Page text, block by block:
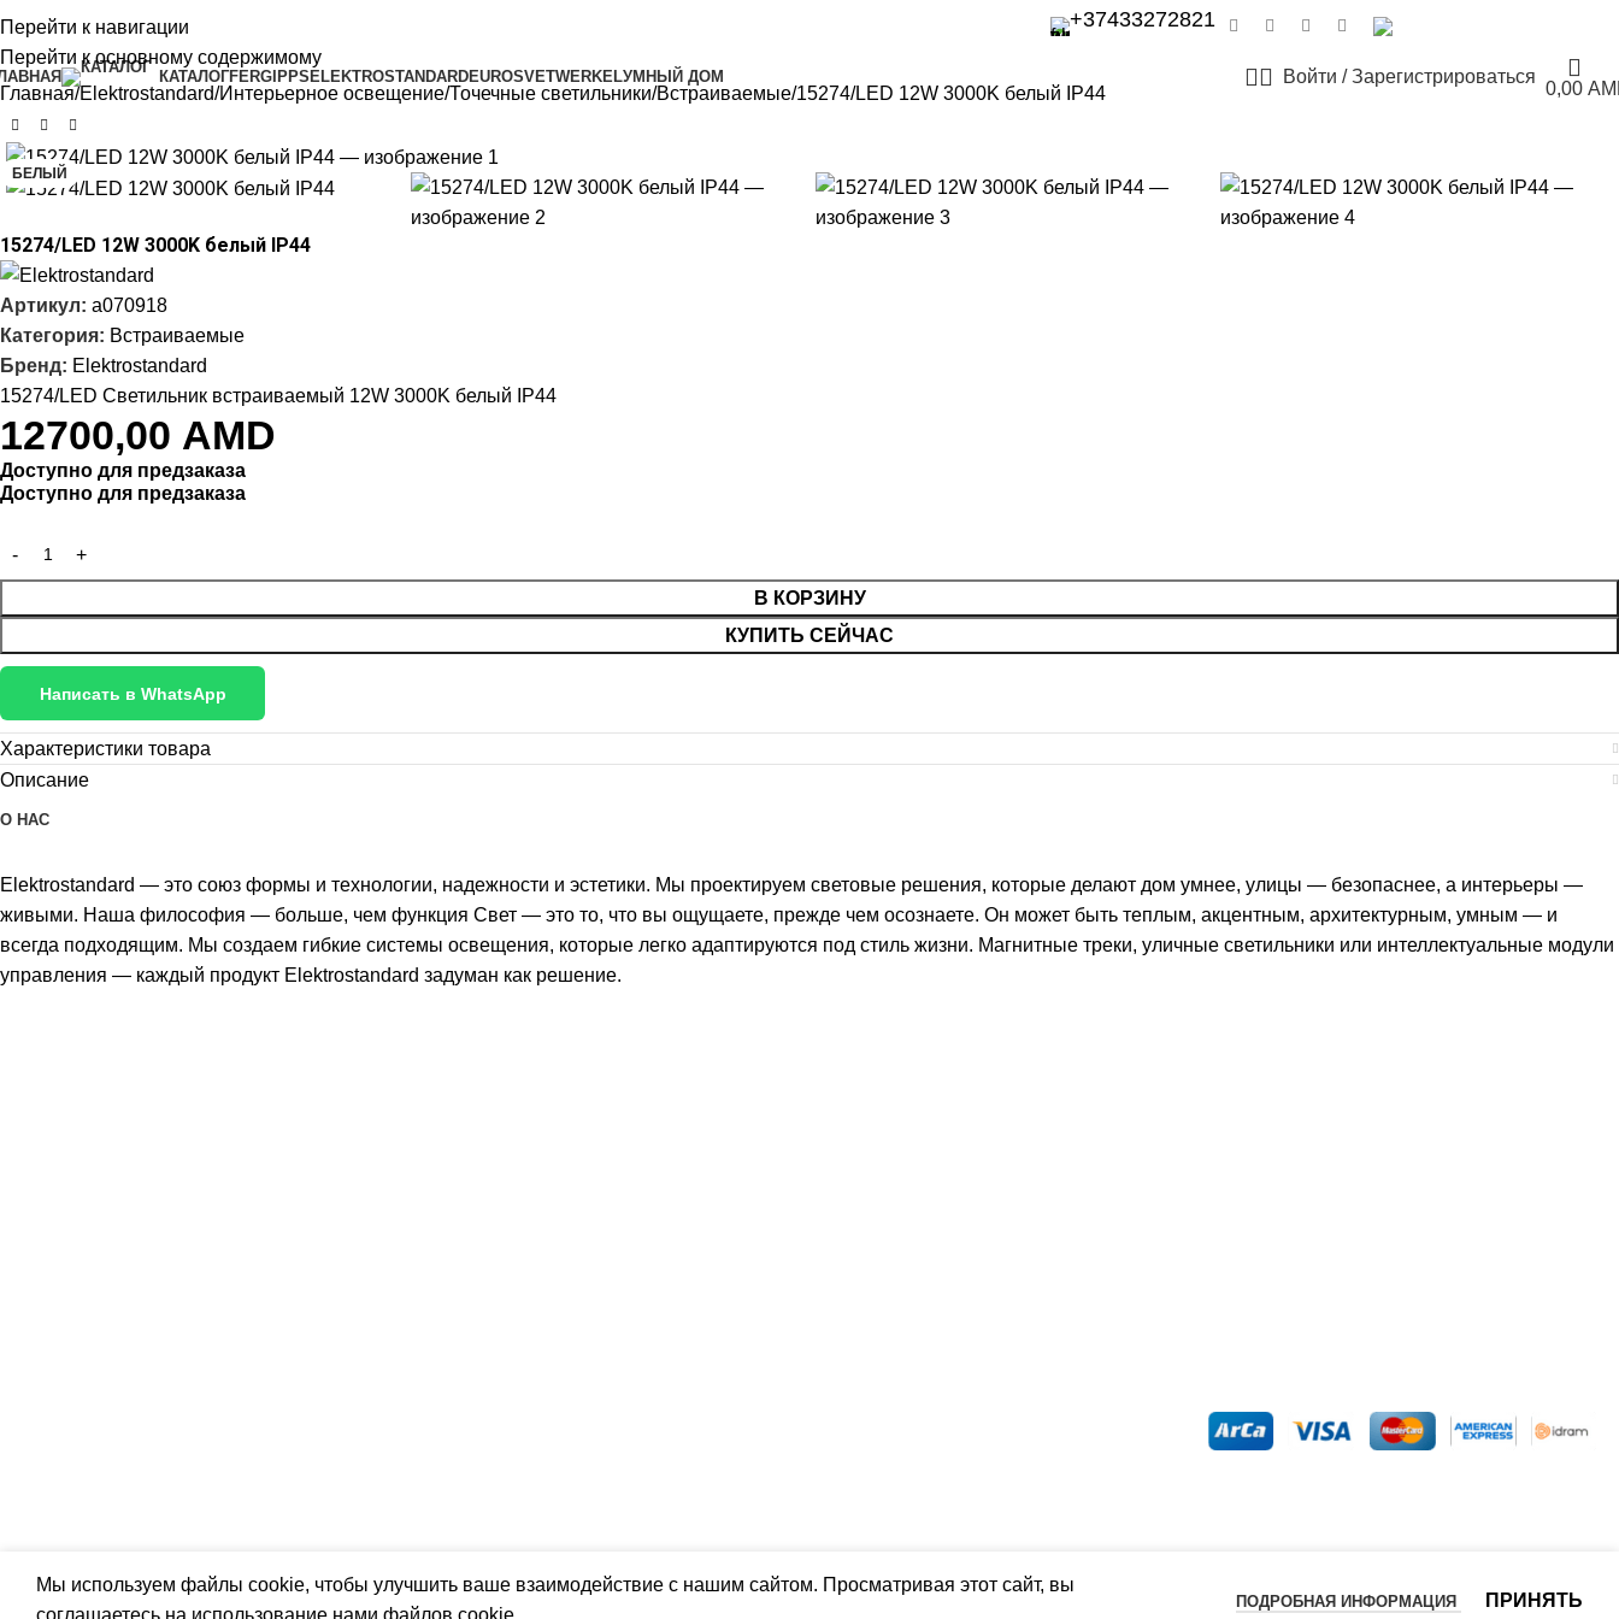
Перейти к навигации
Перейти к основному содержимому
КОНТАКТЫПРАВИЛА +37433272821
КАТАЛОГFERGIPPS ELEKTROSTANDARDEUROSVETWERKELУМНЫЙ ДОМ Войти / Зарегистрироваться
0,00
Главная Elektrostandard Интерьерное освещение Точечные светильники Встраиваемые 15274/LED 12W 3000K белый IP44
БЕЛЫЙ
15274/LED 12W 3000K белый IP44
Артикул: a070918
Категория: Встраиваемые
Бренд: Elektrostandard
15274/LED Светильник встраиваемый 12W 3000K белый IP44
12700,00 AMD
Доступно для предзаказа
Доступно для предзаказа
В КОРЗИНУ
КУПИТЬ СЕЙЧАС
Написать в WhatsApp
Характеристики товара
Описание
О НАС
Elektrostandard — это союз формы и технологии, надежности и эстетики. Мы проектируем световые решения, которые делают дом умнее, улицы — безопаснее, а интерьеры —
живыми. Наша философия — больше, чем функция Свет — это то, что вы ощущаете, прежде чем осознаете. Он может быть теплым, акцентным, архитектурным, умным — и
всегда подходящим. Мы создаем гибкие системы освещения, которые легко адаптируются под стиль жизни. Магнитные треки, уличные светильники или интеллектуальные модули
управления — каждый продукт Elektrostandard задуман как решение.
Мы используем файлы cookie, чтобы улучшить ваше взаимодействие с нашим сайтом. Просматривая этот сайт, вы
соглашаетесь на использование нами файлов cookie.
ПОДРОБНАЯ ИНФОРМАЦИЯ ПРИНЯТЬ